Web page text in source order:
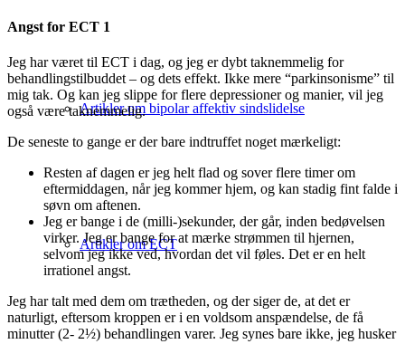
Artikler om bipolar affektiv sindslidelse
Artikler om ECT
Angst for ECT 1
Jeg har været til ECT i dag, og jeg er dybt taknemmelig for
behandlingstilbuddet – og dets effekt. Ikke mere “parkinsonisme” til
mig tak. Og kan jeg slippe for flere depressioner og manier, vil jeg
også være taknemmelig.
De seneste to gange er der bare indtruffet noget mærkeligt:
Resten af dagen er jeg helt flad og sover flere timer om
eftermiddagen, når jeg kommer hjem, og kan stadig fint falde i
søvn om aftenen.
Jeg er bange i de (milli-)sekunder, der går, inden bedøvelsen
virker. Jeg er bange for at mærke strømmen til hjernen,
selvom jeg ikke ved, hvordan det vil føles. Det er en helt
irrationel angst.
Jeg har talt med dem om trætheden, og der siger de, at det er
naturligt, eftersom kroppen er i en voldsom anspændelse, de få
minutter (2- 2½) behandlingen varer. Jeg synes bare ikke, jeg husker